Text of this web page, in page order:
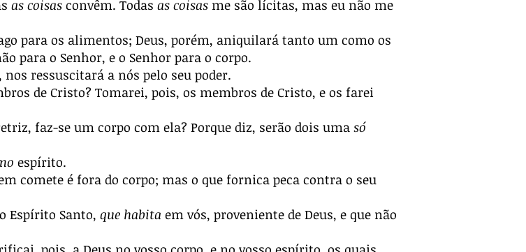
as coisas convêm. Todas as coisas me são lícitas, mas eu não me
para os alimentos; Deus, porém, aniquilará tanto um como os
para o Senhor, e o Senhor para o corpo.
ressuscitará a nós pelo seu poder.
de Cristo? Tomarei, pois, os membros de Cristo, e os farei
faz-se um corpo com ela? Porque diz, serão dois uma só
espírito.
comete é fora do corpo; mas o que fornica peca contra o seu
Espírito Santo, que habita em vós, proveniente de Deus, e que não